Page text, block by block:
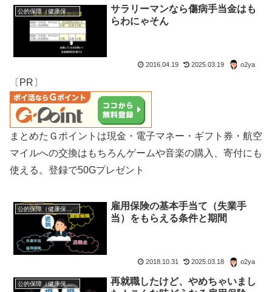
公的保障（健康保険・年金・雇用保険・生活保護・災害時の補償）
サラリーマンなら傷病手当金はも
らわにゃそん
2016.04.19 2025.03.19 o2ya
〔PR〕
まとめたＧポイントは現金・電子マネー・ギフト券・航空
マイルへの交換はもちろんゲームや音楽の購入、寄付にも
使える。登録で50Gプレゼント
公的保障（健康保険・年金・雇用保険・生活保護・災害時の補償）
雇用保険の基本手当て（失業手
当）をもらえる条件と期間
2018.10.31 2025.03.18 o2ya
公的保障（健康保険・年金・雇用保険・生活保護・災害時の補償）
再就職したけど、やめちゃいまし